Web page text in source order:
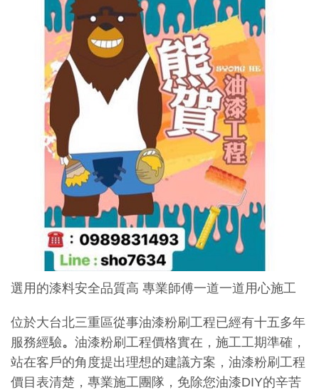
選用的漆料安全品質高 專業師傅一道一道用心施工
位於大台北三重區從事油漆粉刷工程已經有十五多年
服務經驗。 油漆粉刷工程價格實在，施工工期準確，
站在客戶的角度提出理想的建議方案，油漆粉刷工程
價目表清楚，專業施工團隊，免除您油漆DIY的辛苦